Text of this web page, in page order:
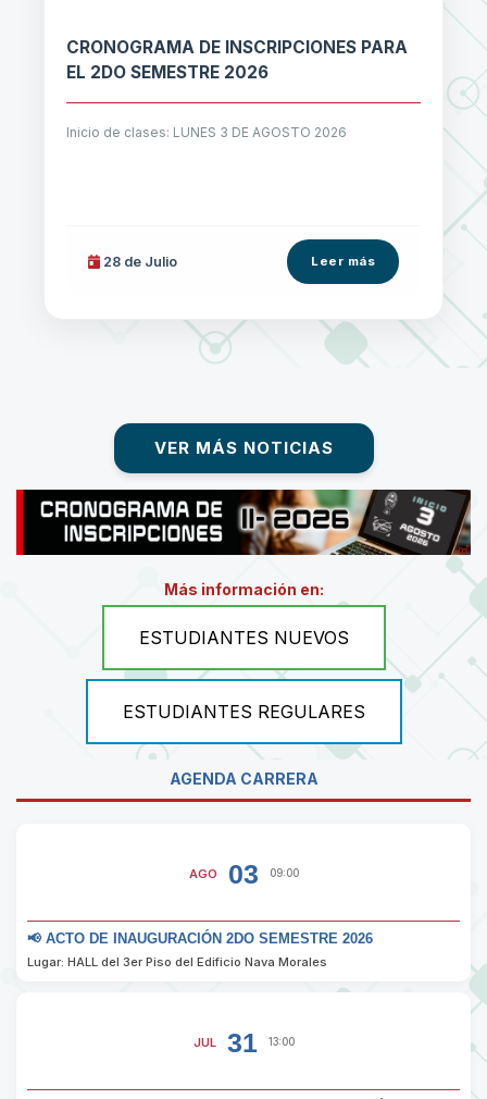
CRONOGRAMA DE INSCRIPCIONES PARA
EL 2DO SEMESTRE 2026
Inicio de clases: LUNES 3 DE AGOSTO 2026
28 de Julio Leer más
VER MÁS NOTICIAS
Más información en:
ESTUDIANTES NUEVOS
ESTUDIANTES REGULARES
AGENDA CARRERA
AGO 03 09:00
📢 ACTO DE INAUGURACIÓN 2DO SEMESTRE 2026
Lugar: HALL del 3er Piso del Edificio Nava Morales
JUL 31 13:00